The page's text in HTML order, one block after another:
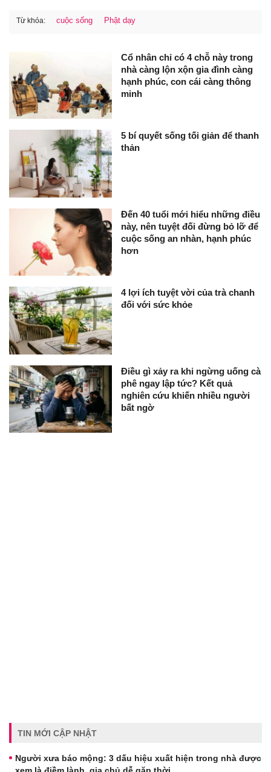
Từ khóa: cuộc sống Phật dạy
Cổ nhân chỉ có 4 chỗ này trong
nhà càng lộn xộn gia đình càng
hạnh phúc, con cái càng thông
minh
5 bí quyết sống tối giản để thanh
thản
Đến 40 tuổi mới hiểu những điều
này, nên tuyệt đối đừng bỏ lỡ để
cuộc sống an nhàn, hạnh phúc
hơn
4 lợi ích tuyệt vời của trà chanh
đối với sức khỏe
Điều gì xảy ra khi ngừng uống cà
phê ngay lập tức? Kết quả
nghiên cứu khiến nhiều người
bất ngờ
TIN MỚI CẬP NHẬT
Người xưa báo mộng: 3 dấu hiệu xuất hiện trong nhà được